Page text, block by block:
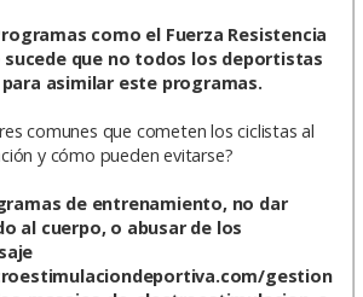
como el Fuerza Resistencia
sucede que no todos los deportistas
asimilar este programas.
comunes que cometen los ciclistas al
y cómo pueden evitarse?
de entrenamiento, no dar
al cuerpo, o abusar de los
gestion